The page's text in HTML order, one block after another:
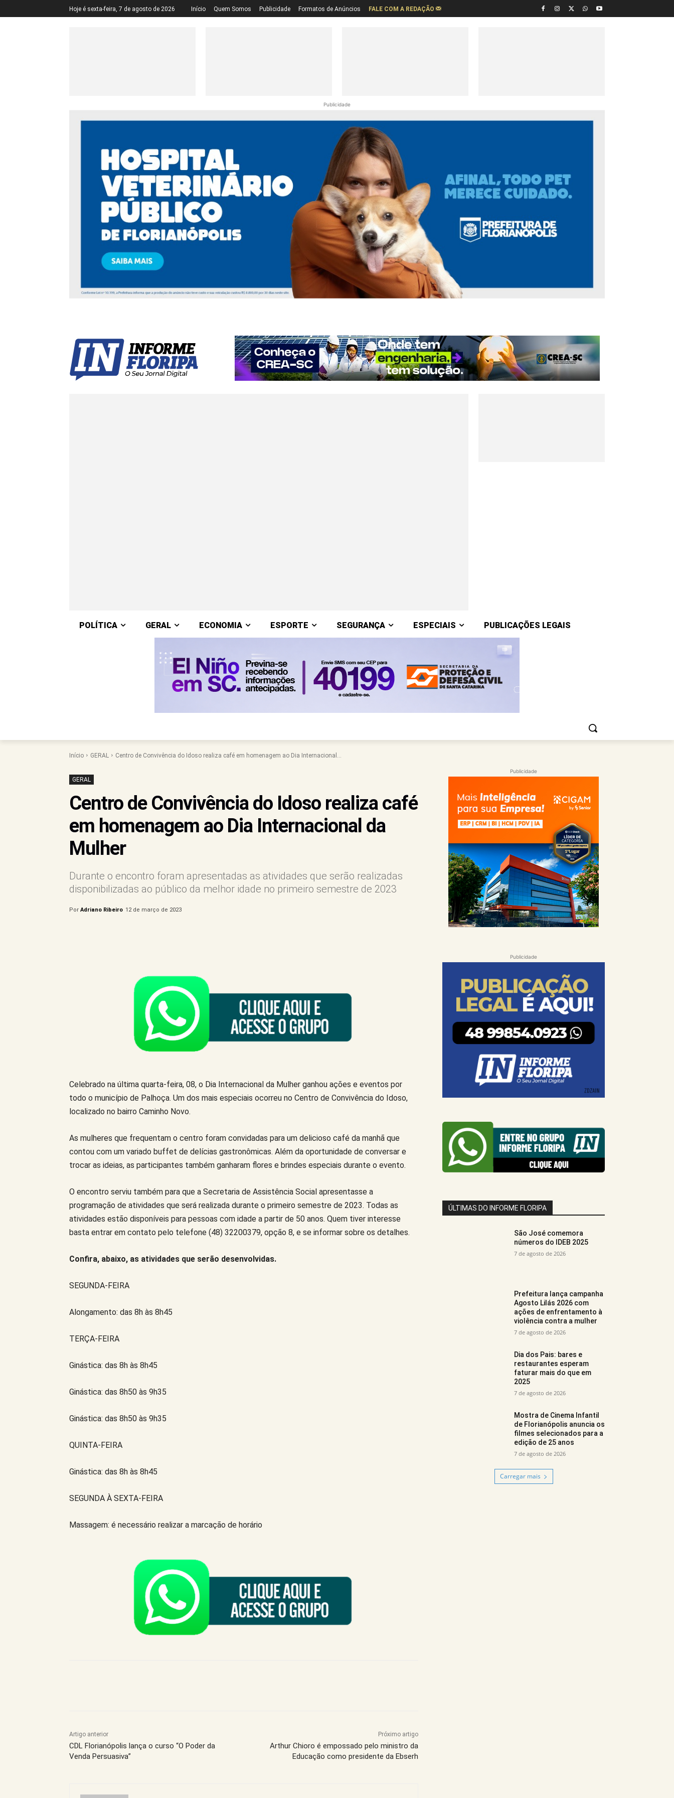
Hoje é sexta-feira, 7 de agosto de 2026 Início Quem Somos Publicidade Formatos de Anúncios FALE COM A REDAÇÃO
Publicidade
POLÍTICA GERAL ECONOMIA ESPORTE SEGURANÇA ESPECIAIS PUBLICAÇÕES LEGAIS
Início GERAL Centro de Convivência do Idoso realiza café em homenagem ao Dia Internacional...
GERAL
Centro de Convivência do Idoso realiza café
em homenagem ao Dia Internacional da
Mulher
Durante o encontro foram apresentadas as atividades que serão realizadas
disponibilizadas ao público da melhor idade no primeiro semestre de 2023
Por Adriano Ribeiro 12 de março de 2023
Celebrado na última quarta-feira, 08, o Dia Internacional da Mulher ganhou ações e eventos por
todo o município de Palhoça. Um dos mais especiais ocorreu no Centro de Convivência do Idoso,
localizado no bairro Caminho Novo.
As mulheres que frequentam o centro foram convidadas para um delicioso café da manhã que
contou com um variado buffet de delícias gastronômicas. Além da oportunidade de conversar e
trocar as ideias, as participantes também ganharam flores e brindes especiais durante o evento.
O encontro serviu também para que a Secretaria de Assistência Social apresentasse a
programação de atividades que será realizada durante o primeiro semestre de 2023. Todas as
atividades estão disponíveis para pessoas com idade a partir de 50 anos. Quem tiver interesse
basta entrar em contato pelo telefone (48) 32200379, opção 8, e se informar sobre os detalhes.
Confira, abaixo, as atividades que serão desenvolvidas.
SEGUNDA-FEIRA
Alongamento: das 8h às 8h45
TERÇA-FEIRA
Ginástica: das 8h às 8h45
Ginástica: das 8h50 às 9h35
Ginástica: das 8h50 às 9h35
QUINTA-FEIRA
Ginástica: das 8h às 8h45
SEGUNDA À SEXTA-FEIRA
Massagem: é necessário realizar a marcação de horário
Artigo anterior
CDL Florianópolis lança o curso “O Poder da
Venda Persuasiva”
Próximo artigo
Arthur Chioro é empossado pelo ministro da
Educação como presidente da Ebserh
Publicidade
Publicidade
ÚLTIMAS DO INFORME FLORIPA
São José comemora
números do IDEB 2025
7 de agosto de 2026
Prefeitura lança campanha
Agosto Lilás 2026 com
ações de enfrentamento à
violência contra a mulher
7 de agosto de 2026
Dia dos Pais: bares e
restaurantes esperam
faturar mais do que em
2025
7 de agosto de 2026
Mostra de Cinema Infantil
de Florianópolis anuncia os
filmes selecionados para a
edição de 25 anos
7 de agosto de 2026
Carregar mais